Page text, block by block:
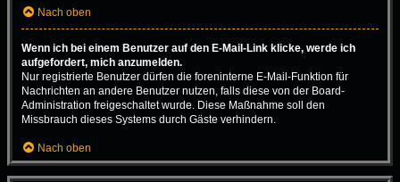
Nach oben
Wenn ich bei einem Benutzer auf den E-Mail-Link klicke, werde ich
aufgefordert, mich anzumelden.
Nur registrierte Benutzer dürfen die foreninterne E-Mail-Funktion für
Nachrichten an andere Benutzer nutzen, falls diese von der Board-
Administration freigeschaltet wurde. Diese Maßnahme soll den
Missbrauch dieses Systems durch Gäste verhindern.
Nach oben